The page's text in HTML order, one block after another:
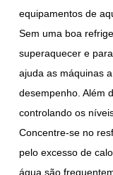
equipamentos de
Sem uma boa
superaquecer e
ajuda as máquinas
desempenho. Além
controlando os
Concentre-se no
pelo excesso de
água são